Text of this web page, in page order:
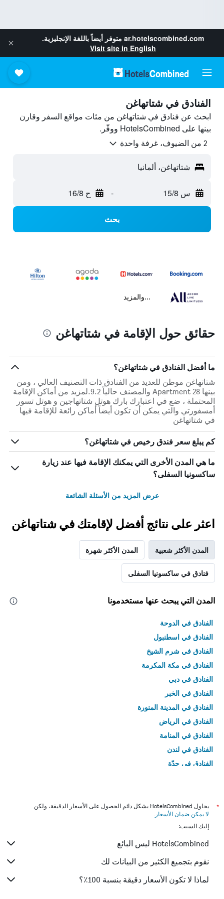
ar.hotelscombined.com متوفر أيضاً باللغة الإنجليزية.
Visit site in English
الفنادق في شتاتهاغن
ابحث عن فنادق في شتاتهاغن من مئات مواقع السفر وقارن
بينها على HotelsCombined ووفّر.
2 من الضيوف، غرفة واحدة
شتاتهاغن، ألمانيا
س 15/8 - ح 16/8
بحث
...والمزيد
حقائق حول الإقامة في شتاتهاغن
ما أفضل الفنادق في شتاتهاغن؟
شتاتهاغن موطن للعديد من الفنادق ذات التصنيف العالي ، ومن
بينها Apartment 28 والمصنف حالياً 9.2.لمزيد من أماكن الإقامة
المحتملة ، ضع في اعتبارك بارك هوتل شتاتهاجين و هوتل تسور
أمسفورتي والتي يمكن أن تكون أيضاً أماكن رائعة للإقامة فيها
في شتاتهاغن
كم يبلغ سعر فندق رخيص في شتاتهاغن؟
ما هي المدن الأخرى التي يمكنك الإقامة فيها عند زيارة
ساكسونيا السفلى؟
عرض المزيد من الأسئلة الشائعة
اعثر على نتائج أفضل لإقامتك في شتاتهاغن
المدن الأكثر شعبية المدن الأكثر شهرة
فنادق في ساكسونيا السفلى
المدن التي يبحث عنها مستخدمونا
الفنادق في الدوحة
الفنادق في اسطنبول
الفنادق في شرم الشيخ
الفنادق في مكة المكرمة
الفنادق في دبي
الفنادق في الخبر
الفنادق في المدينة المنورة
الفنادق في الرياض
الفنادق في المنامة
الفنادق في لندن
الفنادق في جدّة
*
يحاول HotelsCombined بشكل دائم الحصول على الأسعار الدقيقة، ولكن
لا يمكن ضمان الأسعار .
إليك السبب:
HotelsCombined ليس البائع
نقوم بتجميع الكثير من البيانات لك
لماذا لا تكون الأسعار دقيقة بنسبة 100٪؟